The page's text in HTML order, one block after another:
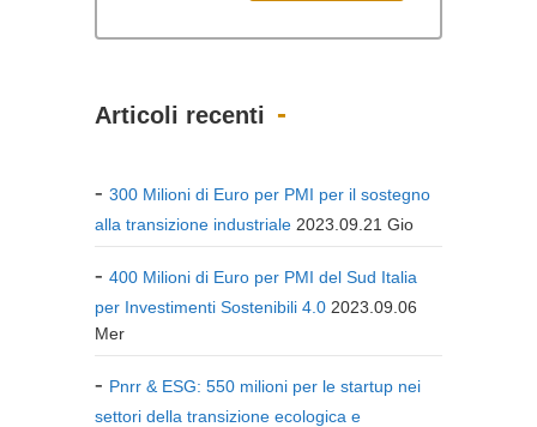
Articoli recenti
300 Milioni di Euro per PMI per il sostegno
alla transizione industriale 2023.09.21 Gio
400 Milioni di Euro per PMI del Sud Italia
per Investimenti Sostenibili 4.0 2023.09.06
Mer
Pnrr & ESG: 550 milioni per le startup nei
settori della transizione ecologica e